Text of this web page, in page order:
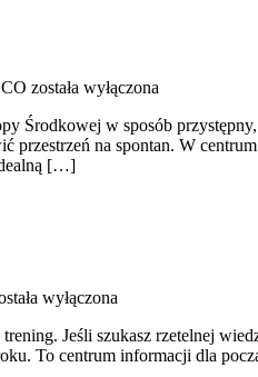
została wyłączona
Środkowej w sposób
na spontan. W
[…]
wyłączona
Jeśli szukasz rzetelnej
To centrum informacji dla